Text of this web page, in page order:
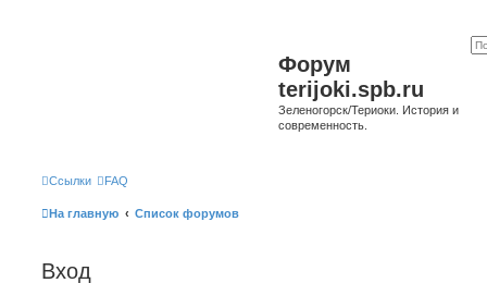
Форум
terijoki.spb.ru
Зеленогорск/Териоки. История и
современность.
Ссылки FAQ
На главную Список форумов
Вход